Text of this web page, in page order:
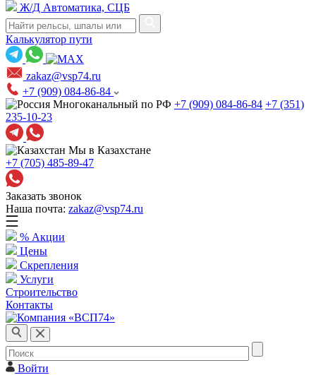
Ж/Д Автоматика, СЦБ
Калькулятор пути
zakaz@vsp74.ru
+7 (909) 084-86-84
Многоканальный по РФ +7 (909) 084-86-84 +7 (351)
235-10-23
Мы в Казахстане
+7 (705) 485-89-47
Заказать звонок
Наша почта: zakaz@vsp74.ru
% Акции
Цены
Скрепления
Услуги
Строительство
Контакты
Войти